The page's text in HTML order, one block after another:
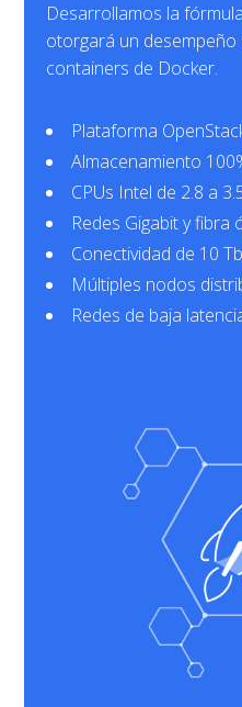
Desarrollamos la
otorgará un
containers de Docker.
Plataforma
Almacenamiento
CPUs Intel de 2.8 a
Redes Gigabit y fibra
Conectividad de 10
Múltiples nodos
Redes de baja